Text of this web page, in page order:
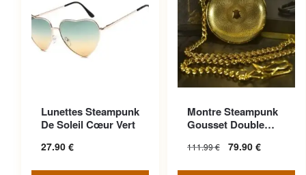
Lunettes Steampunk
De Soleil Cœur Vert
27.90 €
variations. Les options
page du produit
Montre Steampunk
Gousset Double
111.99€ 79.90 €